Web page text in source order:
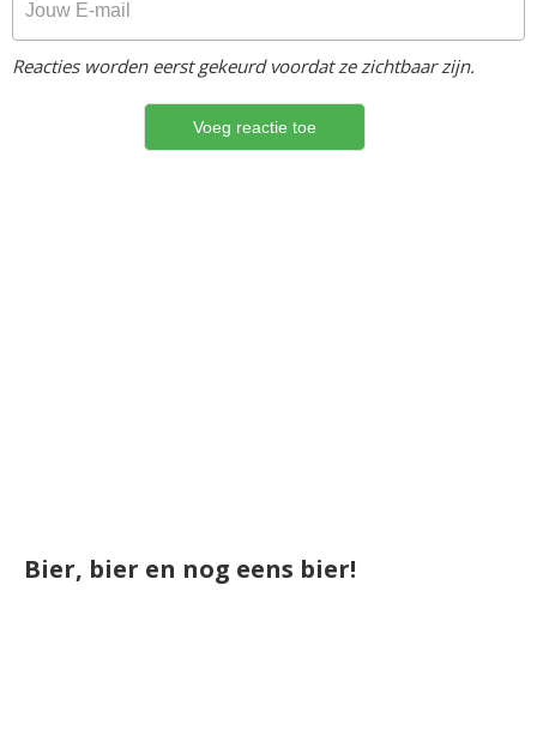
Reacties worden eerst gekeurd voordat ze zichtbaar zijn.
Bier, bier en nog eens bier!